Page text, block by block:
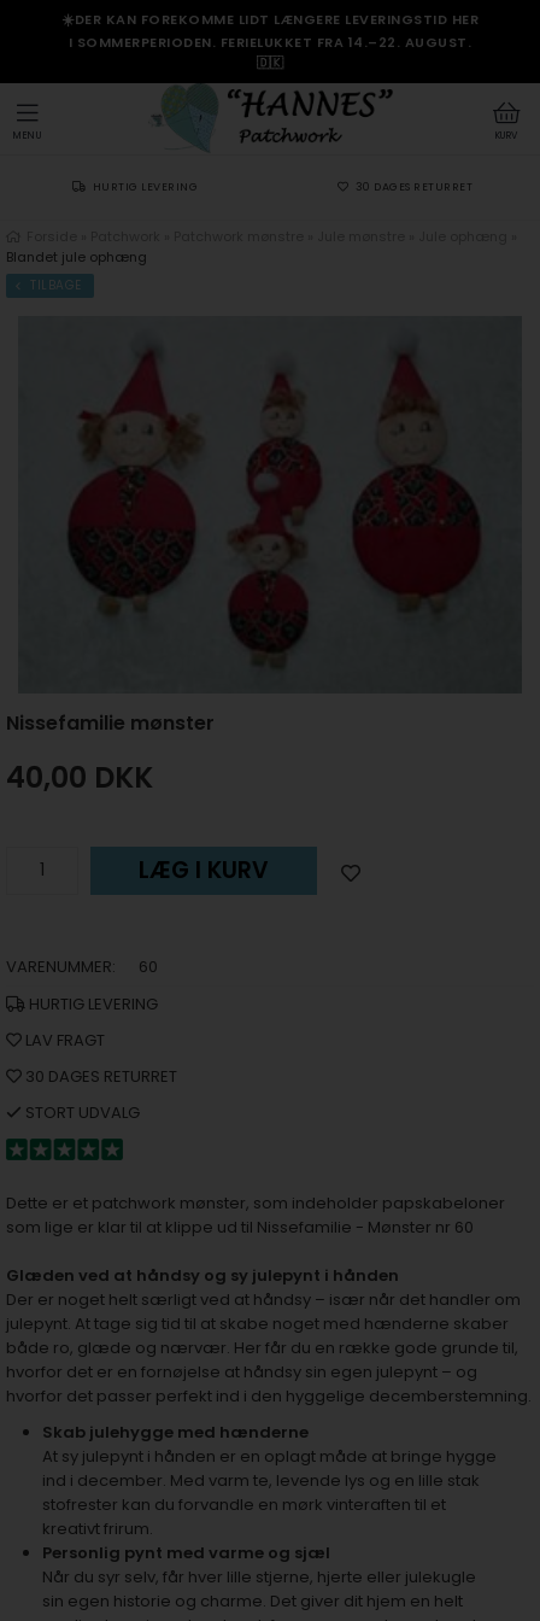
☀️DER KAN FOREKOMME LIDT LÆNGERE LEVERINGSTID HER
I SOMMERPERIODEN. FERIELUKKET FRA 14.–22. AUGUST.
🇩🇰
KURV
MENU
HURTIG LEVERING 30 DAGES RETURRET
Blandet jule ophæng
TILBAGE
Nissefamilie mønster
40,00 DKK
LÆG I KURV
VARENUMMER:
60
HURTIG LEVERING
LAV FRAGT
30 DAGES RETURRET
STORT UDVALG
Dette er et patchwork mønster, som indeholder papskabeloner
som lige er klar til at klippe ud til Nissefamilie - Mønster nr 60
Glæden ved at håndsy og sy julepynt i hånden
Der er noget helt særligt ved at håndsy – især når det handler om
julepynt. At tage sig tid til at skabe noget med hænderne skaber
både ro, glæde og nærvær. Her får du en række gode grunde til,
hvorfor det er en fornøjelse at håndsy sin egen julepynt – og
hvorfor det passer perfekt ind i den hyggelige decemberstemning.
Skab julehygge med hænderne
At sy julepynt i hånden er en oplagt måde at bringe hygge
ind i december. Med varm te, levende lys og en lille stak
stofrester kan du forvandle en mørk vinteraften til et
kreativt frirum.
Personlig pynt med varme og sjæl
Når du syr selv, får hver lille stjerne, hjerte eller julekugle
sin egen historie og charme. Det giver dit hjem en helt